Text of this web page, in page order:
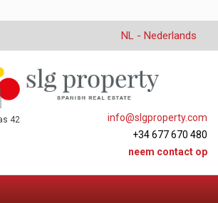
NL - Nederlands
info@slgproperty.com
+34 677 670 480
neem contact op
42